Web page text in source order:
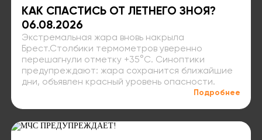
КАК СПАСТИСЬ ОТ ЛЕТНЕГО ЗНОЯ?
06.08.2026
Экстремальная жара вновь накрыла
Брест.Столбики термометров уверенно
перешагнули отметку +35°C. Синоптики
предупреждают: жара сохранится ближайшие
дни, объявлен красный уровень опасности.
Подробнее